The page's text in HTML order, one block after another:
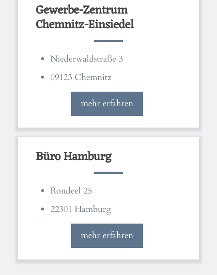
Gewerbe-Zentrum
Chemnitz-Einsiedel
Niederwaldstraße 3
09123 Chemnitz
mehr erfahren
Büro Hamburg
Rondeel 25
22301 Hamburg
mehr erfahren